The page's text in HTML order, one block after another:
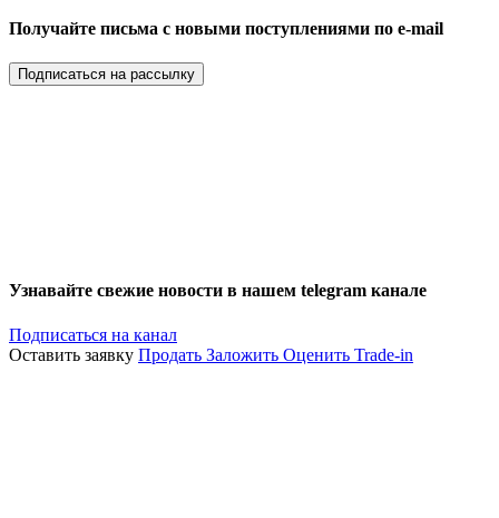
Получайте письма с новыми поступлениями по e-mail
Подписаться на рассылку
Узнавайте свежие новости в нашем telegram канале
Подписаться на канал
Оставить заявку Продать Заложить Оценить Trade-in